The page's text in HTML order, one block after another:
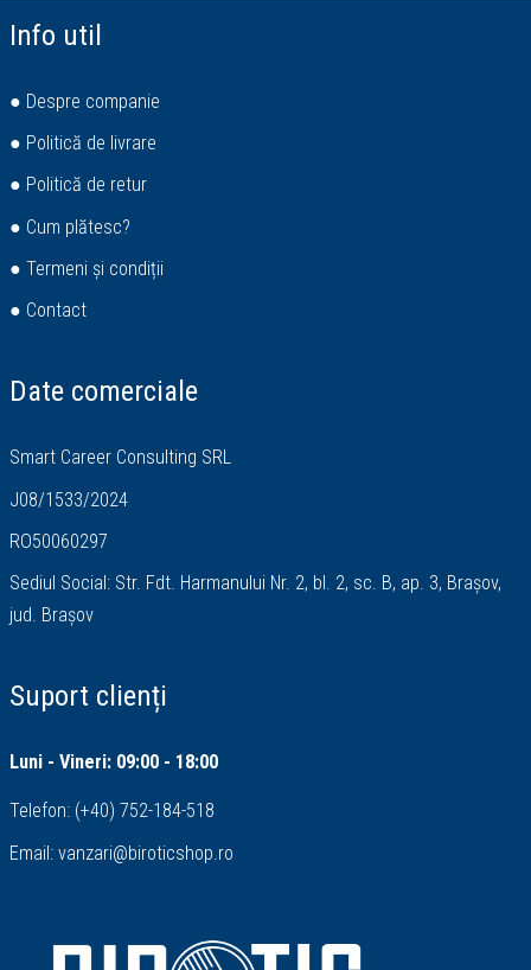
Info util
● Despre companie
● Politică de livrare
● Politică de retur
● Cum plătesc?
● Termeni și condiții
● Contact
Date comerciale
Smart Career Consulting SRL
J08/1533/2024
RO50060297
Sediul Social: Str. Fdt. Harmanului Nr. 2, bl. 2, sc. B, ap. 3, Brașov,
jud. Brașov
Suport clienți
Luni - Vineri: 09:00 - 18:00
Telefon: (+40) 752-184-518
Email: vanzari@biroticshop.ro